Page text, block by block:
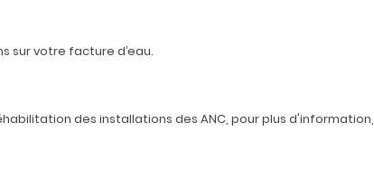
sur votre facture d’eau.
des installations des ANC, pour plus d'information,